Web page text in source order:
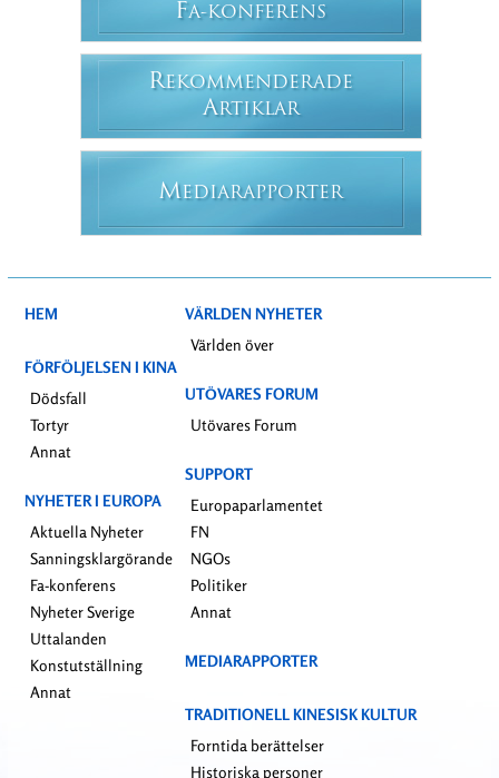
FA-KONFERENS
REKOMMENDERADE
ARTIKLAR
MEDIARAPPORTER
HEM
FÖRFÖLJELSEN I KINA
Dödsfall
Tortyr
Annat
NYHETER I EUROPA
Aktuella Nyheter
Sanningsklargörande
Fa-konferens
Nyheter Sverige
Uttalanden
Konstutställning
Annat
VÄRLDEN NYHETER
Världen över
UTÖVARES FORUM
Utövares Forum
SUPPORT
Europaparlamentet
FN
NGOs
Politiker
Annat
MEDIARAPPORTER
TRADITIONELL KINESISK KULTUR
Forntida berättelser
Historiska personer